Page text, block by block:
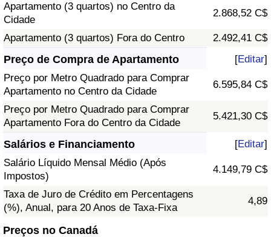
Apartamento (3 quartos) no Centro da
Cidade
2.868,52 C$
Apartamento (3 quartos) Fora do Centro 2.492,41 C$
Preço de Compra de Apartamento [Editar]
Preço por Metro Quadrado para Comprar
Apartamento no Centro da Cidade
6.595,84 C$
Preço por Metro Quadrado para Comprar
Apartamento Fora do Centro da Cidade
5.421,30 C$
Salários e Financiamento [Editar]
Salário Líquido Mensal Médio (Após
Impostos)
4.149,79 C$
Taxa de Juro de Crédito em Percentagens
(%), Anual, para 20 Anos de Taxa-Fixa
4,89
Preços no Canadá